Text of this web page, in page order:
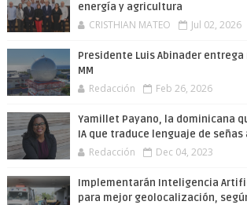
energía y agricultura
CRISTHIAN MATEO Jul 02, 2026
Presidente Luis Abinader
MM
Redacción Feb 26, 2026
Yamillet Payano, la dominicana
IA que traduce lenguaje de señas
Redacción Dec 04, 2023
Implementarán Inteligencia
para mejor geolocalización,